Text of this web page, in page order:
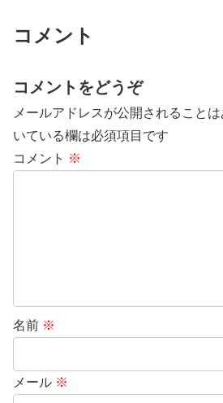
コメント
コメントをどうぞ
メールアドレスが公開されることは
いている欄は必須項目です
コメント ※
名前 ※
メール ※